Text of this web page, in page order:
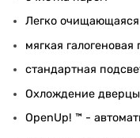
Легко
мягкая галогеновая
стандартная
Охлождение дверцы
OpenUp! ™ -